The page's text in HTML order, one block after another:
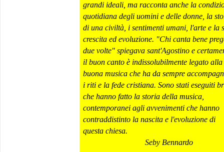
grandi ideali, ma racconta anche la
quotidiana degli uomini e delle donne, la
di una civiltà, i sentimenti umani, l'arte e la
crescita ed evoluzione. "Chi canta bene
due volte" spiegava sant'Agostino e
il buon canto è indissolubilmente legato alla
buona musica che ha da sempre
i riti e la fede cristiana. Sono stati eseguiti
che hanno fatto la storia della musica,
contemporanei agli avvenimenti che hanno
contraddistinto la nascita e l'evoluzione di
questa chiesa.
Seby Bennardo